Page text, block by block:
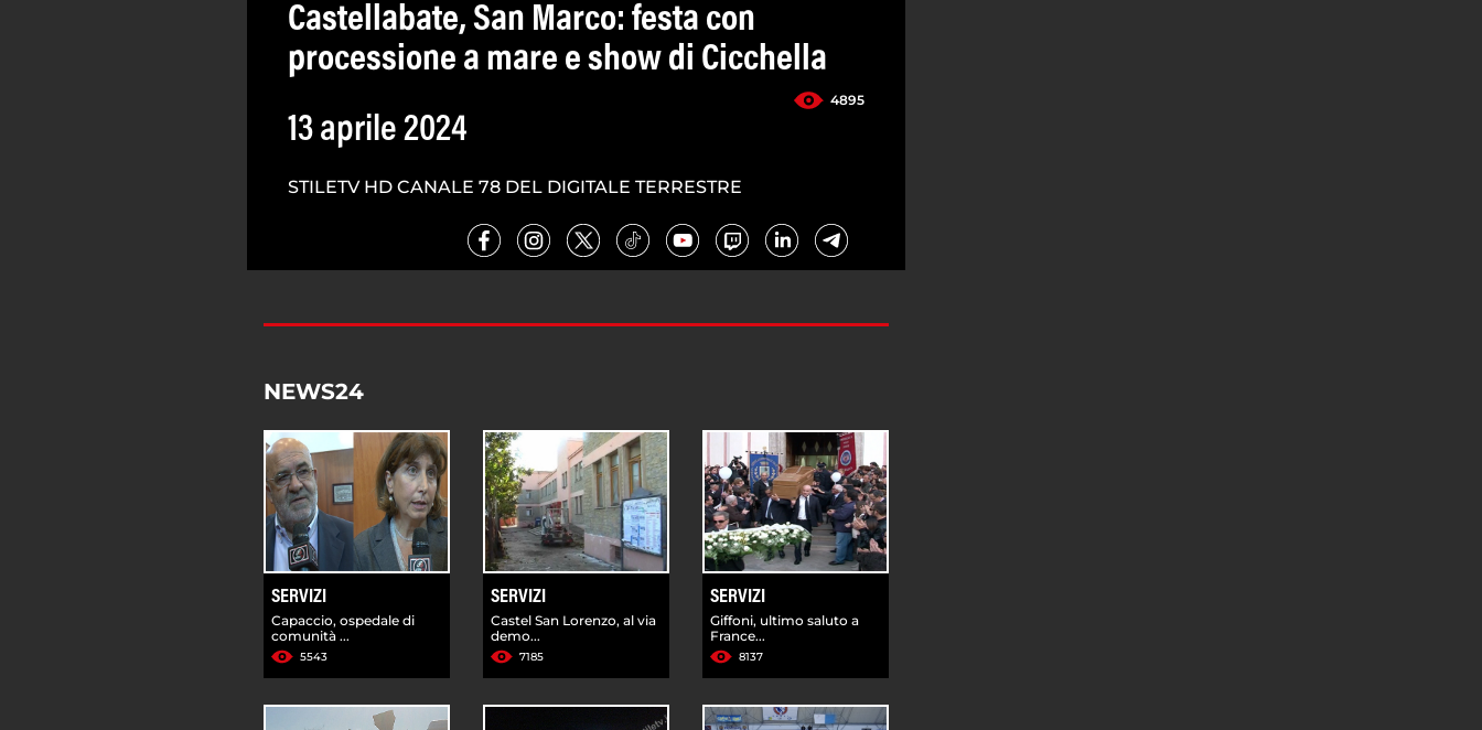
Castellabate, San Marco: festa con
processione a mare e show di Cicchella
4895
13 aprile 2024
STILETV HD CANALE 78 DEL DIGITALE TERRESTRE
NEWS24
SERVIZI
Capaccio, ospedale di
comunità ...
5543
SERVIZI
Castel San Lorenzo, al via
demo...
7185
SERVIZI
Giffoni, ultimo saluto a
France...
8137